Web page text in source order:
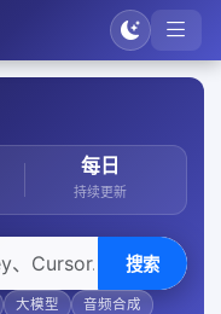
每日
持续更新
搜索
大模型
音频合成